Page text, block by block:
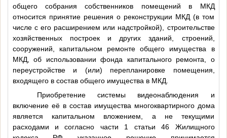
общего собрания собственников помещений в МКД
относится принятие решения о реконструкции МКД (в том
числе с его расширением или надстройкой), строительстве
хозяйственных построек и других зданий, строений,
сооружений, капитальном ремонте общего имущества в
МКД, об использовании фонда капитального ремонта, о
переустройстве и (или) перепланировке помещения,
входящего в состав общего имущества в МКД.
Приобретение системы видеонаблюдения и
включение её в состав имущества многоквартирного дома
является капитальном вложением, а не текущими
расходами и согласно части 1 статьи 46 Жилищного